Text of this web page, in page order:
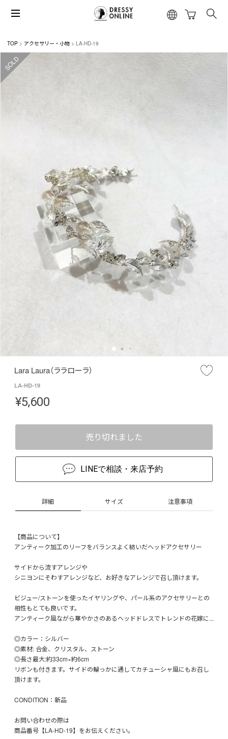
TOP アクセサリー・小物 LA-HD-19
Lara Laura（ララローラ）
LA-HD-19
¥5,600
売り切れました
LINEで相談・来店予約
詳細 サイズ 注意事項
【商品について】
アンティーク加工のリーフをバランスよく紡いだヘッドアクセサリー
サイドから流すアレンジや
シニヨンにそわすアレンジなど、お好きなアレンジで召し頂けます。
ビジュー/ストーンを使ったイヤリングや、パール系のアクセサリーとの
相性もとても良いです。
アンティーク風ながら華やかさのあるヘッドドレスでトレンドの花嫁に...
◎カラー：シルバー
◎素材: 合金、クリスタル、ストーン
◎長さ最大:約33cm×約6cm
リボンも付きます。サイドの輪っかに通してカチューシャ風にもお召し
頂けます。
CONDITION：新品
お問い合わせの際は
商品番号【LA-HD-19】をお伝えください。